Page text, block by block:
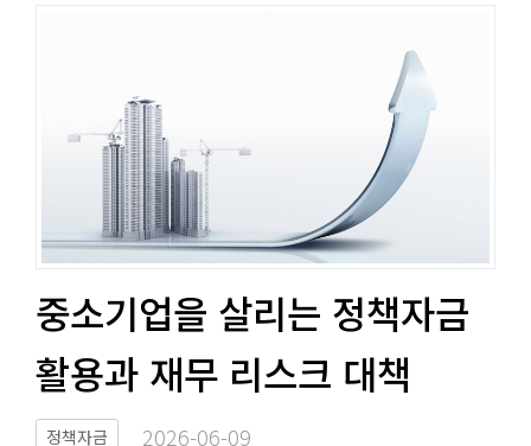
중소기업을 살리는 정책자금
활용과 재무 리스크 대책​​
정책자금 2026-06-09​